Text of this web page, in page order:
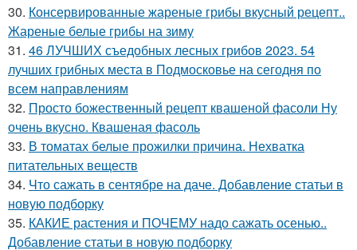
30. Консервированные жареные грибы вкусный рецепт..
Жареные белые грибы на зиму
31. 46 ЛУЧШИХ съедобных лесных грибов 2023. 54
лучших грибных места в Подмосковье на сегодня по
всем направлениям
32. Просто божественный рецепт квашеной фасоли Ну
очень вкусно. Квашеная фасоль
33. В томатах белые прожилки причина. Нехватка
питательных веществ
34. Что сажать в сентябре на даче. Добавление статьи в
новую подборку
35. КАКИЕ растения и ПОЧЕМУ надо сажать осенью..
Добавление статьи в новую подборку